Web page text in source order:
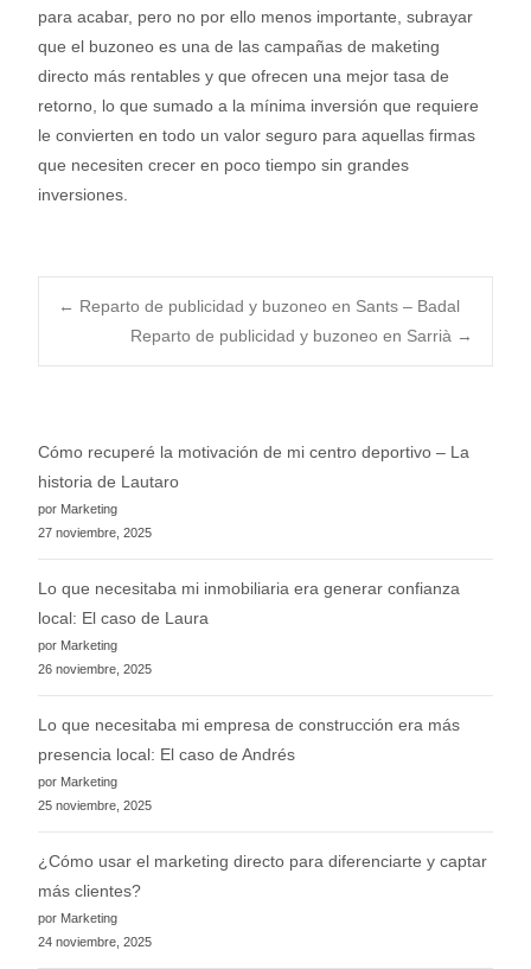
para acabar, pero no por ello menos importante, subrayar
que el buzoneo es una de las campañas de maketing
directo más rentables y que ofrecen una mejor tasa de
retorno, lo que sumado a la mínima inversión que requiere
le convierten en todo un valor seguro para aquellas firmas
que necesiten crecer en poco tiempo sin grandes
inversiones.
Post
← Reparto de publicidad y buzoneo en Sants – Badal
Reparto de publicidad y buzoneo en Sarrià →
Cómo recuperé la motivación de mi centro deportivo – La
historia de Lautaro
por Marketing
27 noviembre, 2025
Lo que necesitaba mi inmobiliaria era generar confianza
local: El caso de Laura
por Marketing
26 noviembre, 2025
Lo que necesitaba mi empresa de construcción era más
presencia local: El caso de Andrés
por Marketing
25 noviembre, 2025
¿Cómo usar el marketing directo para diferenciarte y captar
más clientes?
por Marketing
24 noviembre, 2025